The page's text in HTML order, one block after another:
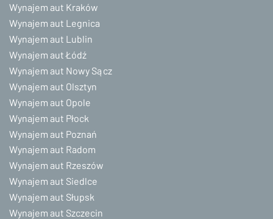
Wynajem aut Kraków
Wynajem aut Legnica
Wynajem aut Lublin
Wynajem aut Łódź
Wynajem aut Nowy Sącz
Wynajem aut Olsztyn
Wynajem aut Opole
Wynajem aut Płock
Wynajem aut Poznań
Wynajem aut Radom
Wynajem aut Rzeszów
Wynajem aut Siedlce
Wynajem aut Słupsk
Wynajem aut Szczecin